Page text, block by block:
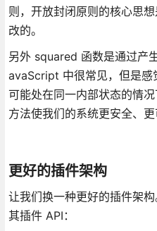
则，开放封闭原则的核心思
改的。
另外 squared 函数是通过产
avaScript 中很常见，但是感
可能处在同一内部状态的情
方法使我们的系统更安全、更
更好的插件架构
让我们换一种更好的插件架
其插件 API：